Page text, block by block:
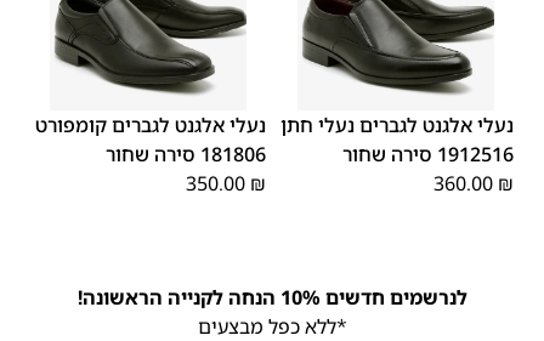
40
41
42
43
44
נעלי אלגנט לגברים נעלי חתן
1912516 סירה שחור
360.00 ₪
40
45
41
42
43
נעלי אלגנט לגברים קומפורט
181806 סירה שחור
350.00 ₪
לנרשמים חדשים 10% הנחה לקנייה הראשונה!
*ללא כפל מבצעים